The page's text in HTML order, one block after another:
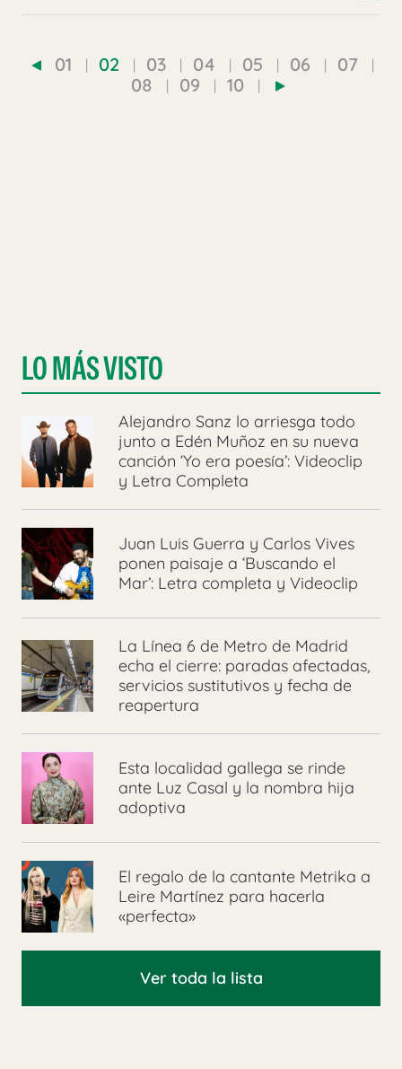
01 02 03 04 05 06
07
08
09 10
LO MÁS VISTO
Alejandro Sanz lo arriesga todo
junto a Edén Muñoz en su nueva
canción ‘Yo era poesía’: Videoclip
y Letra Completa
Juan Luis Guerra y Carlos Vives
ponen paisaje a ‘Buscando el
Mar’: Letra completa y Videoclip
La Línea 6 de Metro de Madrid
echa el cierre: paradas afectadas,
servicios sustitutivos y fecha de
reapertura
Esta localidad gallega se rinde
ante Luz Casal y la nombra hija
adoptiva
El regalo de la cantante Metrika a
Leire Martínez para hacerla
«perfecta»
Ver toda la lista